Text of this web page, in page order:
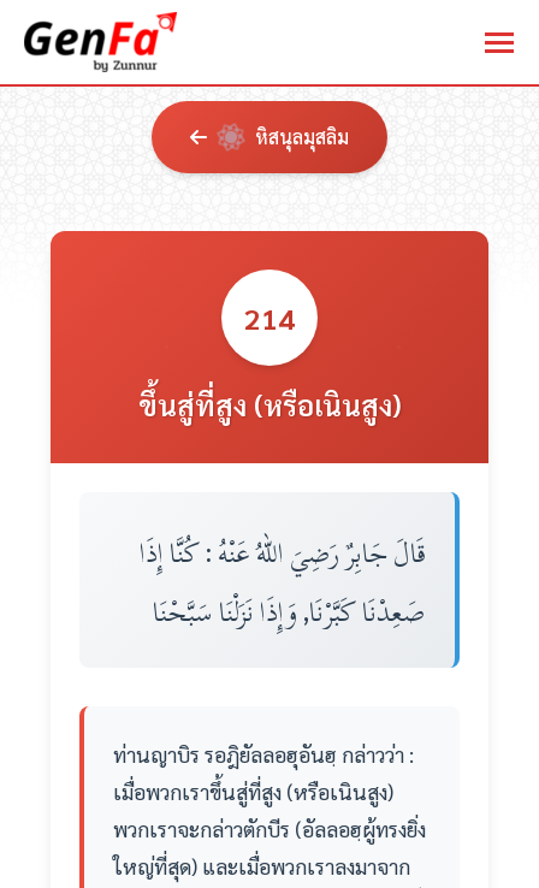
หิสนุลมุสลิม
214
ขึ้นสู่ที่สูง (หรือเนินสูง)
قَالَ جَابِرٌ رَضِيَ اللهُ عَنْهُ : كُنَّا إِذَا
صَعِدْنَا كَبَّرْنَا, وَإِذَا نَزَلْنَا سَبَّحْنَا
ท่านญาบิร รอฎิยัลลอฮุอันฮฺ กล่าวว่า :
เมื่อพวกเราขึ้นสู่ที่สูง (หรือเนินสูง)
พวกเราจะกล่าวตักบีร (อัลลอฮฺผู้ทรงยิ่ง
ใหญ่ที่สุด) และเมื่อพวกเราลงมาจาก